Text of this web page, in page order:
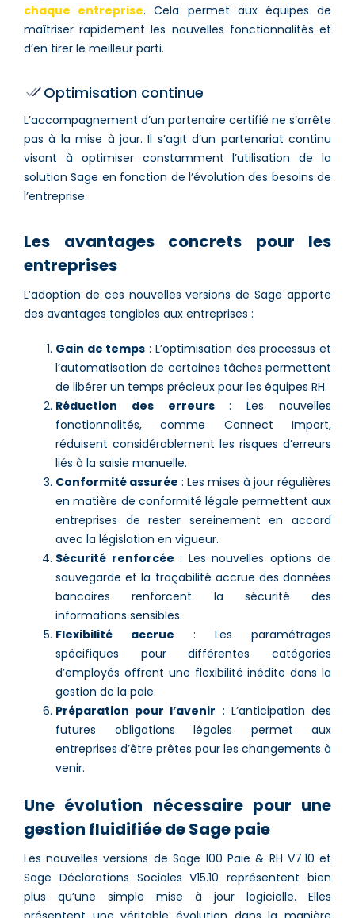
chaque entreprise. Cela permet aux équipes de
maîtriser rapidement les nouvelles fonctionnalités et
d’en tirer le meilleur parti.
Optimisation continue
L’accompagnement d’un partenaire certifié ne s’arrête
pas à la mise à jour. Il s’agit d’un partenariat continu
visant à optimiser constamment l’utilisation de la
solution Sage en fonction de l’évolution des besoins de
l’entreprise.
Les avantages concrets pour les
entreprises
L’adoption de ces nouvelles versions de Sage apporte
des avantages tangibles aux entreprises :
Gain de temps : L’optimisation des processus et
l’automatisation de certaines tâches permettent
de libérer un temps précieux pour les équipes RH.
Réduction des erreurs: Les nouvelles
fonctionnalités, comme Connect Import,
réduisent considérablement les risques d’erreurs
liés à la saisie manuelle.
Conformité assurée : Les mises à jour régulières
en matière de conformité légale permettent aux
entreprises de rester sereinement en accord
avec la législation en vigueur.
Sécurité renforcée : Les nouvelles options de
sauvegarde et la traçabilité accrue des données
bancaires renforcent la sécurité des
informations sensibles.
Flexibilité accrue : Les paramétrages
spécifiques pour différentes catégories
d’employés offrent une flexibilité inédite dans la
gestion de la paie.
Préparation pour l’avenir : L’anticipation des
futures obligations légales permet aux
entreprises d’être prêtes pour les changements à
venir.
Une évolution nécessaire pour une
gestion fluidifiée de Sage paie
Les nouvelles versions de Sage 100 Paie & RH V7.10 et
Sage Déclarations Sociales V15.10 représentent bien
plus qu’une simple mise à jour logicielle. Elles